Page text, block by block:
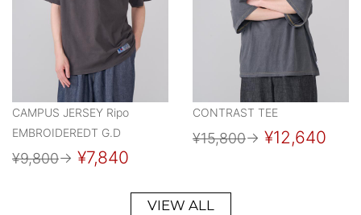
CAMPUS JERSEY Ripo
EMBROIDEREDT G.D
¥9,800→ ¥7,840
CONTRAST TEE
¥15,800→ ¥12,640
VIEW ALL